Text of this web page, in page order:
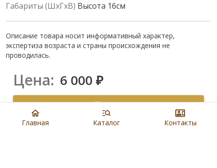
Габариты (ШхГхВ) Высота 16см
Описание товара носит информативный характер,
экспертиза возраста и страны происхождения не
проводилась.
Цена: 6 000 ₽
Купить
Главная Каталог Контакты